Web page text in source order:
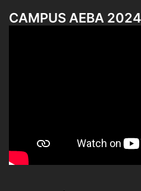
CAMPUS AEBA 2024